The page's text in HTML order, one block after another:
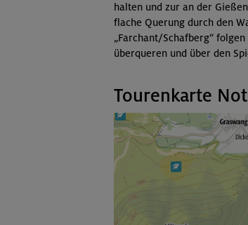
halten und zur an der
flache Querung durch den
„Farchant/Schafberg“
überqueren und über den
Tourenkarte